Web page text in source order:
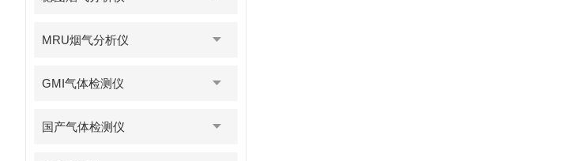
MRU烟气分析仪
GMI气体检测仪
国产气体检测仪